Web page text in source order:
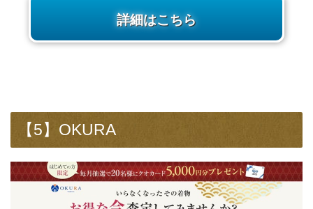
詳細はこちら
【5】OKURA